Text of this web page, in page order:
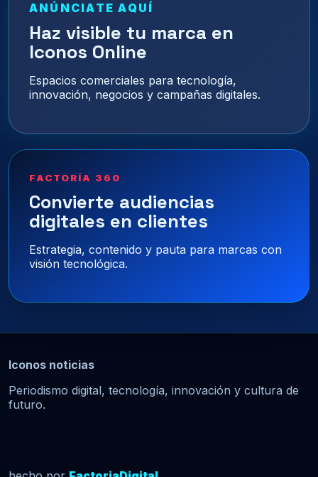
ANÚNCIATE AQUÍ
Haz visible tu marca en
Iconos Online
Espacios comerciales para tecnología,
innovación, negocios y campañas digitales.
FACTORÍA 360
Convierte audiencias
digitales en clientes
Estrategia, contenido y pauta para marcas con
visión tecnológica.
Iconos noticias
Periodismo digital, tecnología, innovación y cultura de
futuro.